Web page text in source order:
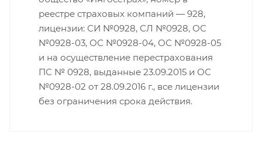
реестре страховых компаний — 928,
лицензии: СИ №0928, СЛ №0928, ОС
№0928-03, ОС №0928-04, ОС №0928-05
и на осуществление перестрахования
ПС № 0928, выданные 23.09.2015 и ОС
№0928-02 от 28.09.2016 г., все лицензии
без ограничения срока действия.